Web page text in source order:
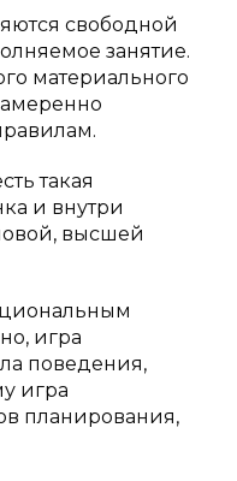
свободной
занятие.
материального
такая
и внутри
высшей
игра
поведения,
игра
планирования,